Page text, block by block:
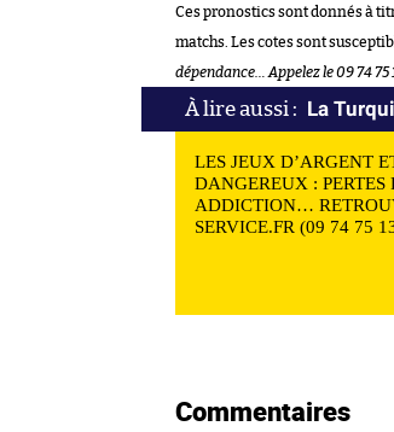
Ces pronostics sont donnés à
matchs. Les cotes sont
dépendance… Appelez le 09 74 75
La
LES JEUX D’ARGENT
DANGEREUX :
ADDICTION…
SERVICE.FR (09 74 75
Commentaires